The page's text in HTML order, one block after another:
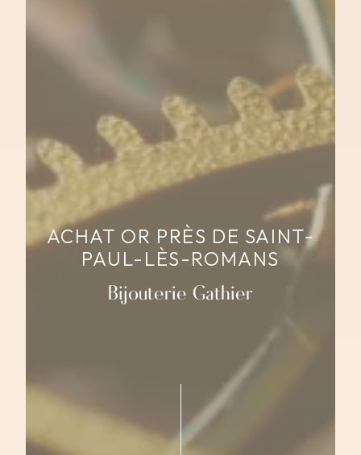
ACHAT OR PRÈS DE SAINT-
PAUL-LÈS-ROMANS
Bijouterie Gathier